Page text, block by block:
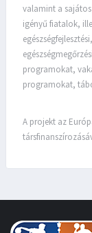
valamint a sajátos
igényű fiatalok,
egészségfejlesztési,
programokat,
programokat,
A projekt az